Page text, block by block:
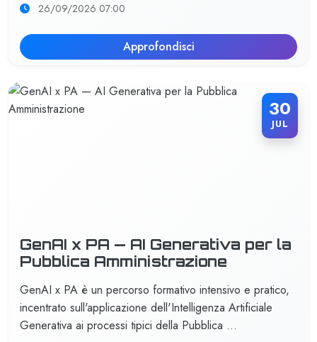
26/09/2026 07:00
Approfondisci
30
JUL
GenAI x PA — AI Generativa per la
Pubblica Amministrazione
GenAI x PA è un percorso formativo intensivo e pratico,
incentrato sull'applicazione dell'Intelligenza Artificiale
Generativa ai processi tipici della Pubblica …